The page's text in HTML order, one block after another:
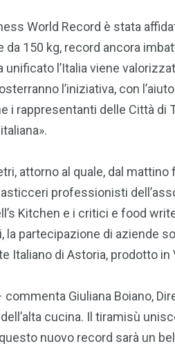
World Record è stata
150 kg, record ancora
l’Italia viene
l’iniziativa, con
rappresentanti delle Città di
attorno al quale, dal
professionisti
Kitchen e i critici e food
la partecipazione di aziende
Italiano di Astoria, prodotto
Giuliana Boiano,
cucina. Il tiramisù
nuovo record sarà un